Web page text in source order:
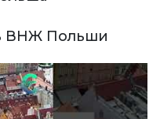
ВНЖ Польши